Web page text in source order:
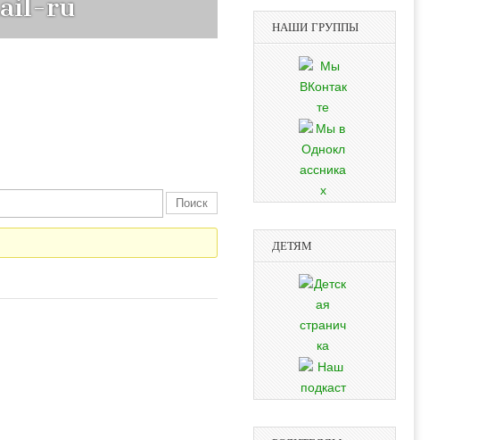
ru
НАШИ ГРУППЫ
ДЕТЯМ